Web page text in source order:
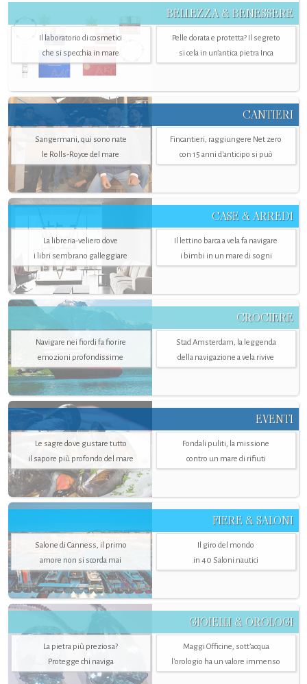
BELLEZZA & BENESSERE
Il laboratorio di cosmetici
che si specchia in mare
Pelle dorata e protetta? Il segreto
si cela in un’antica pietra Inca
CANTIERI
Sangermani, qui sono nate
le Rolls-Royce del mare
Fincantieri, raggiungere Net zero
con 15 anni d'anticipo si può
CASE & ARREDI
La libreria-veliero dove
i libri sembrano galleggiare
Il lettino barca a vela fa navigare
i bimbi in un mare di sogni
CROCIERE
Navigare nei fiordi fa fiorire
emozioni profondissime
Stad Amsterdam, la leggenda
della navigazione a vela rivive
EVENTI
Le sagre dove gustare tutto
il sapore più profondo del mare
Fondali puliti, la missione
contro un mare di rifiuti
FIERE & SALONI
Salone di Canness, il primo
amore non si scorda mai
Il giro del mondo
in 40 Saloni nautici
GIOIELLI & OROLOGI
La pietra più preziosa?
Protegge chi naviga
Maggi Officine, sott’acqua
l'orologio ha un valore immenso